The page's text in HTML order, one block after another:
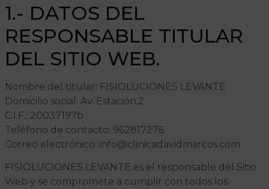
1.- DATOS DEL
RESPONSABLE TITULAR
DEL SITIO WEB.
Nombre del titular: FISIOLUCIONES LEVANTE
Domicilio social: Av. Estación,2
C.I.F.: 20037197b
Teléfono de contacto: 962817276
Correo electrónico: info@clinicadavidmarcos.com
FISIOLUCIONES LEVANTE es el responsable del Sitio
Web y se compromete a cumplir con todos los